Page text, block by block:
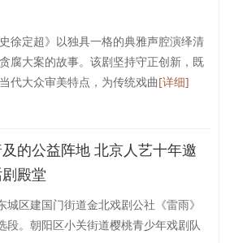
定超》以独具一格的典雅声腔演绎清
腐大案的故事。该剧坚持守正创新，既
代大众审美特点，为传统戏曲[详细]
的公益阵地 北京人艺十年邀
殿堂
城区建国门街道金北戏剧公社《雷雨》
段。朝阳区小关街道樱桃青少年戏剧队